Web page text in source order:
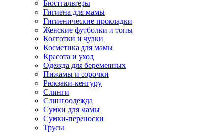
Бюстгальтеры
Гигиена для мамы
Гигиенические прокладки
Женские футболки и топы
Колготки и чулки
Косметика для мамы
Красота и уход
Одежда для беременных
Пижамы и сорочки
Рюкзаки-кенгуру
Слинги
Слингоодежда
Сумки для мамы
Сумки-переноски
Трусы